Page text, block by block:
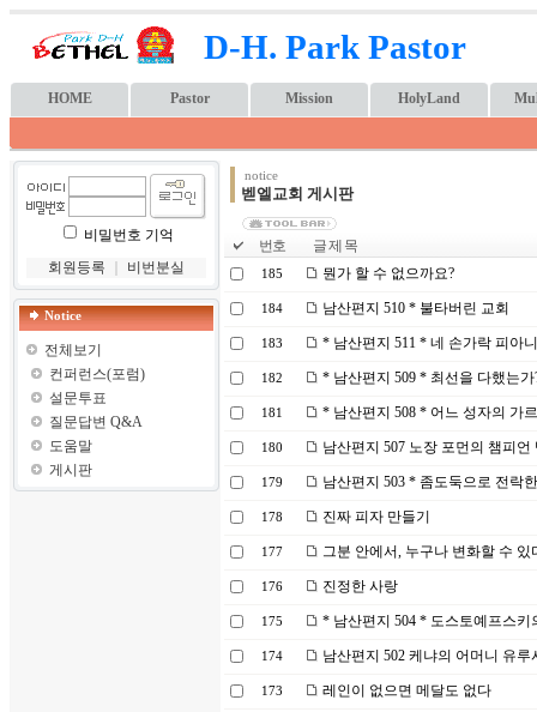
D-H. Park Pastor
HOME Pastor Mission HolyLand
비밀번호 기억
회원등록
비번분실
Notice
전체보기
컨퍼런스(포럼)
설문투표
질문답변 Q&A
도움말
게시판
notice
벧엘교회 게시판
번호 글 제 목
185 뭔가 할 수 없으까요?
184 남산편지 510 * 불타버린 교회
183 * 남산편지 511 * 네 손가락 피아
182 * 남산편지 509 * 최선을 다했는가
181 * 남산편지 508 * 어느 성자의 가
180 남산편지 507 노장 포먼의 챔피언
179 남산편지 503 * 좀도둑으로 전락
178 진짜 피자 만들기
177 그분 안에서, 누구나 변화할 수 있
176 진정한 사랑
175 * 남산편지 504 * 도스토예프스키
174 남산편지 502 케냐의 어머니 유루
173 레인이 없으면 메달도 없다